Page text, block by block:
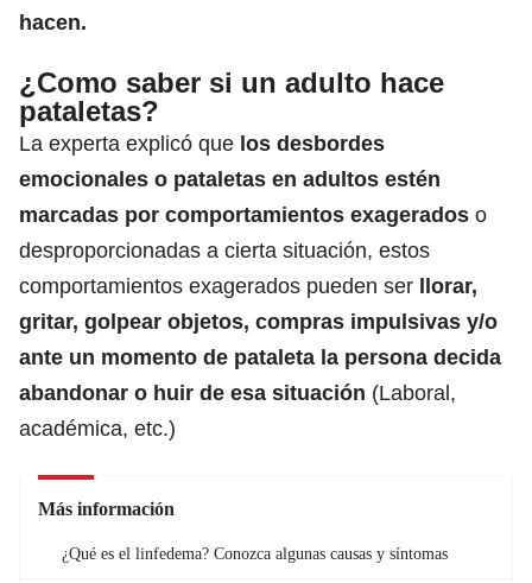
hacen.
¿Como saber si un adulto hace
pataletas?
La experta explicó que los desbordes
emocionales o pataletas en adultos estén
marcadas por comportamientos exagerados o
desproporcionadas a cierta situación, estos
comportamientos exagerados pueden ser llorar,
gritar, golpear objetos, compras impulsivas y/o
ante un momento de pataleta la persona decida
abandonar o huir de esa situación (Laboral,
académica, etc.)
Más información
¿Qué es el linfedema? Conozca algunas causas y síntomas